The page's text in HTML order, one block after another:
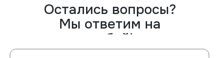
Остались вопросы?
Мы ответим на
любой!